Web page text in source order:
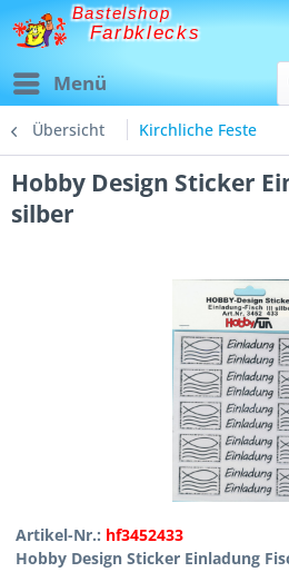
Bastelshop
Farbklecks
Menü
Übersicht Kirchliche Feste
Hobby Design Sticker
silber
Artikel-Nr.: hf3452433
Hobby Design Sticker Einladung